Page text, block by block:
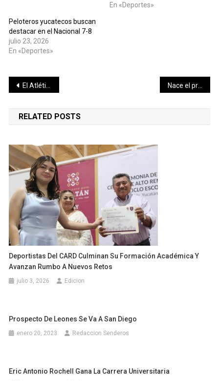
En «Deportes»
Peloteros yucatecos buscan
destacar en el Nacional 7-8
julio 23, 2026
En «Deportes»
Navegación
de
entradas
El Atlético Opichén, el Combinado Juan Pablo, la Furia de Caucel y el Combinado Chichí Suárez, velan armas para buscar las coronas del Torneo Municipal 2019-2020
RELATED POSTS
Deportistas Del CARD Culminan Su Formación Académica Y
Avanzan Rumbo A Nuevos Retos
julio 3, 2026 Edicion
Prospecto De Leones Se Va A San Diego
enero 20, 2023 Redaccion Senderos
Eric Antonio Rochell Gana La Carrera Universitaria